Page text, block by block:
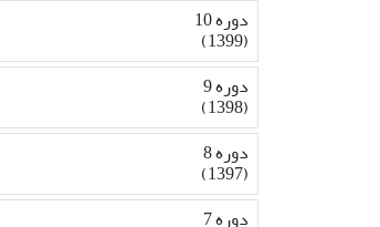
دوره 10
(1399)
دوره 9
(1398)
دوره 8
(1397)
دوره 7